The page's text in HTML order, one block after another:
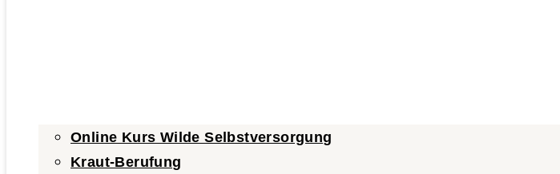
Online Kurs Wilde Selbstversorgung
Kraut-Berufung